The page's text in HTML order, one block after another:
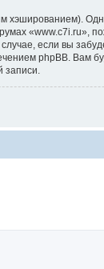
«www.c7i.ru»,
если вы
phpBB. Вам